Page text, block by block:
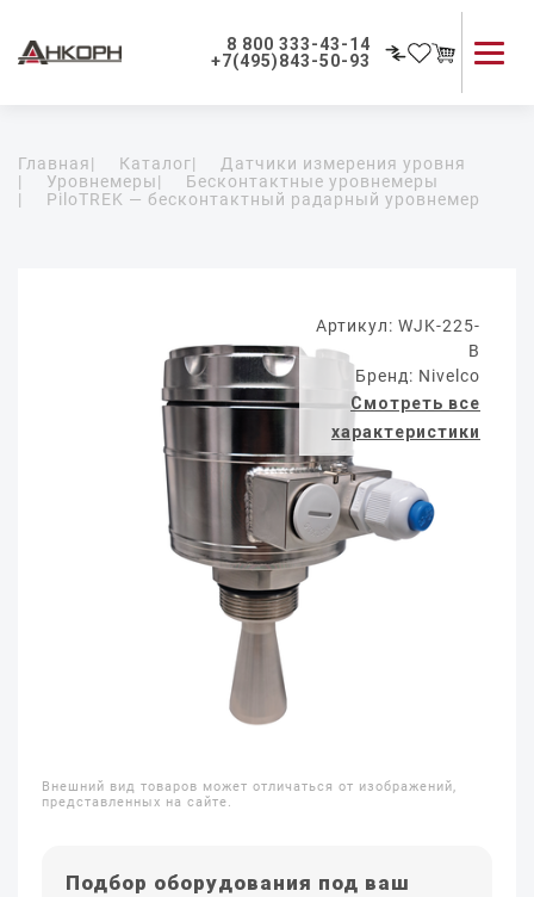
8 800 333-43-14
+7(495)843-50-93
Применение приборов
Как мы работаем
Главная| Каталог|
Датчики измерения уровня
|
Уровнемеры|
Бесконтактные уровнемеры
|
PiloTREK — бесконтактный радарный уровнемер
Артикул: WJK-225-
B
Бренд: Nivelco
Смотреть все
характеристики
Внешний вид товаров может отличаться от изображений,
представленных на сайте.
Подбор оборудования под ваш